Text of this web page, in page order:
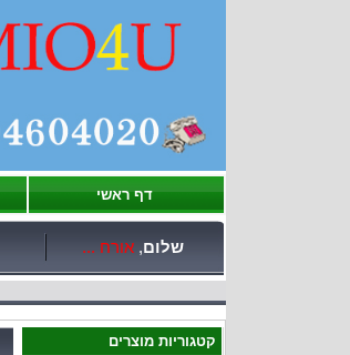
דף ראשי
שלום, אורח ...
קטגוריות מוצרים